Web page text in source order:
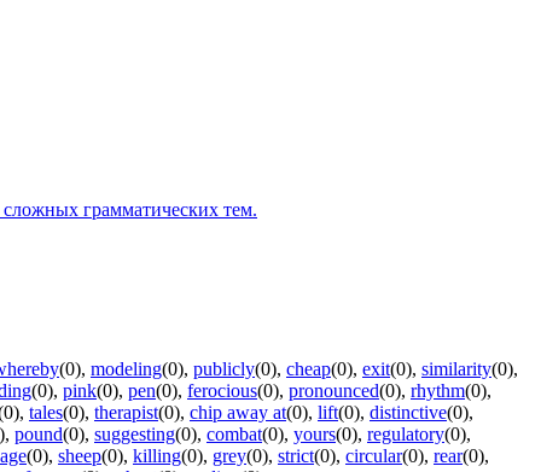
грамматических тем.
(0), modeling(0), publicly(0), cheap(0), exit(0), similarity(0),
(0), pink(0), pen(0), ferocious(0), pronounced(0), rhythm(0),
, tales(0), therapist(0), chip away at(0), lift(0), distinctive(0),
, pound(0), suggesting(0), combat(0), yours(0), regulatory(0),
(0), sheep(0), killing(0), grey(0), strict(0), circular(0), rear(0),